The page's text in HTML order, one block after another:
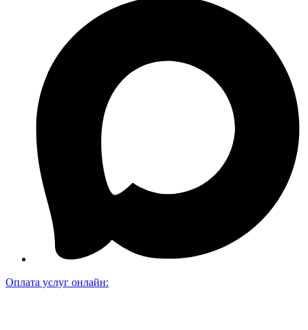
Оплата услуг онлайн: